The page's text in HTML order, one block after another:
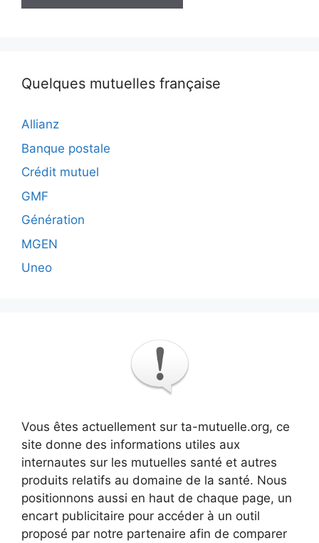
Quelques mutuelles française
Allianz
Banque postale
Crédit mutuel
GMF
Génération
MGEN
Uneo
Vous êtes actuellement sur ta-mutuelle.org, ce
site donne des informations utiles aux
internautes sur les mutuelles santé et autres
produits relatifs au domaine de la santé. Nous
positionnons aussi en haut de chaque page, un
encart publicitaire pour accéder à un outil
proposé par notre partenaire afin de comparer